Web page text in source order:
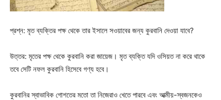
প্রশ্ন: মৃত ব্যক্তির পক্ষ থেকে তার ইসালে সওয়াবের জন্য কুরবানি দেওয়া যাবে?
উত্তর: মৃতের পক্ষ থেকে কুরবানি করা জায়েজ। মৃত ব্যক্তি যদি ওসিয়ত না করে থাকে
তবে সেটি নফল কুরবানি হিসেবে গণ্য হবে।
কুরবানির স্বাভাবিক গোশতের মতো তা নিজেরাও খেতে পারবে এবং আত্মীয়-স্বজনকেও